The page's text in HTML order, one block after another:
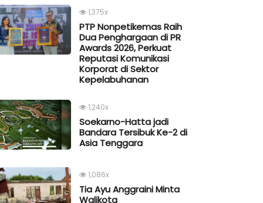
1,375x
PTP Nonpetikemas Raih
Dua Penghargaan di PR
Awards 2026, Perkuat
Reputasi Komunikasi
Korporat di Sektor
Kepelabuhanan
1,240x
Soekarno-Hatta jadi
Bandara Tersibuk Ke-2 di
Asia Tenggara
1,086x
Tia Ayu Anggraini Minta
Walikota